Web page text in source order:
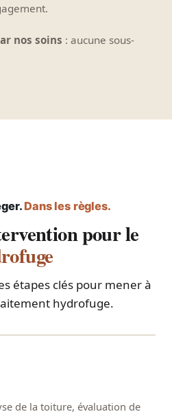
nos soins : aucune sous-
Dans les règles.
pour le
étapes clés pour mener à
hydrofuge.
de la toiture, évaluation de